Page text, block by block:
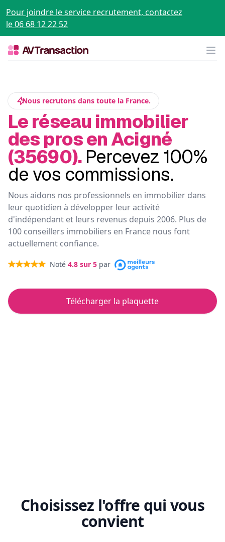
Pour joindre le service recrutement, contactez
le 06 68 12 22 52
Nous recrutons dans toute la France.
Le réseau immobilier
des pros en Acigné
(35690). Percevez 100%
de vos commissions.
Nous aidons nos professionnels en immobilier dans
leur quotidien à développer leur activité
d'indépendant et leurs revenus depuis 2006. Plus de
100 conseillers immobiliers en France nous font
actuellement confiance.
Noté 4.8 sur 5 par
Télécharger la plaquette
Choisissez l'offre qui vous
convient